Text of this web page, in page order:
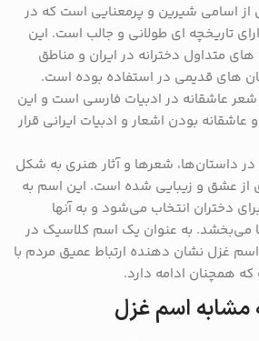
از اسامی شیرین و پرمعنایی است که در
تاریخچه‌ ای طولانی و جالب است. این
متداول دخترانه در ایران و مناطق
های قدیمی در استفاده بوده است.
عاشقانه در ادبیات فارسی است و این
عاشقانه ‌بودن اشعار و ادبیات ایرانی قرار
داستان‌ها، شعرها و آثار هنری به شکل
از عشق و زیبایی شده است. این اسم به
دختران انتخاب می‌شود و به آنها
می‌بخشد. به عنوان یک اسم کلاسیک در
اسم غزل نشان‌ دهنده ارتباط عمیق مردم با
همچنان ادامه دارد.
مشابه اسم غزل